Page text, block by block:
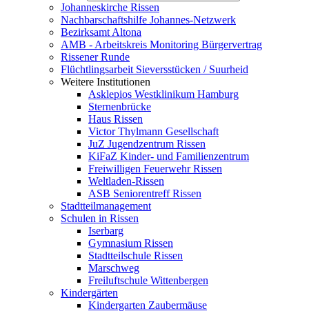
Johanneskirche Rissen
Nachbarschaftshilfe Johannes-Netzwerk
Bezirksamt Altona
AMB - Arbeitskreis Monitoring Bürgervertrag
Rissener Runde
Flüchtlingsarbeit Sieversstücken / Suurheid
Weitere Institutionen
Asklepios Westklinikum Hamburg
Sternenbrücke
Haus Rissen
Victor Thylmann Gesellschaft
JuZ Jugendzentrum Rissen
KiFaZ Kinder- und Familienzentrum
Freiwilligen Feuerwehr Rissen
Weltladen-Rissen
ASB Seniorentreff Rissen
Stadtteilmanagement
Schulen in Rissen
Iserbarg
Gymnasium Rissen
Stadtteilschule Rissen
Marschweg
Freiluftschule Wittenbergen
Kindergärten
Kindergarten Zaubermäuse